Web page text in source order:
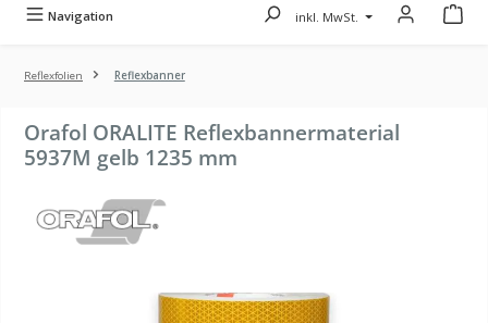
Navigation inkl. MwSt.
Reflexfolien Reflexbanner
Orafol ORALITE Reflexbannermaterial
5937M gelb 1235 mm
Bildergalerie überspringen